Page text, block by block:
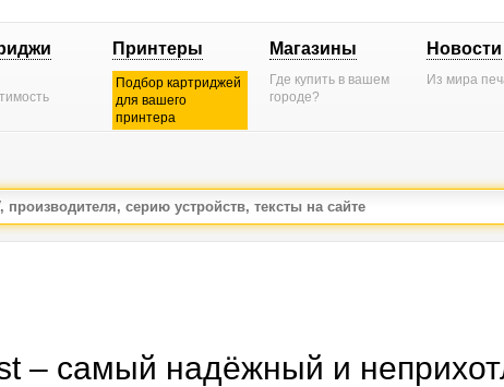
Принтеры
Подбор картриджей
для вашего
принтера
Магазины
Где купить в вашем
городе?
Новости
Из мира
– самый надёжный и